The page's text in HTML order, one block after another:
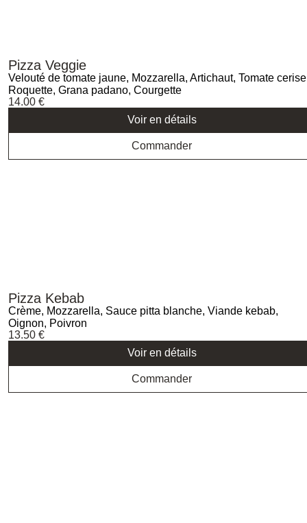
Pizza Veggie
Velouté de tomate jaune, Mozzarella, Artichaut, Tomate
Roquette, Grana padano, Courgette
14.00 €
Voir en détails
Commander
Pizza Kebab
Crème, Mozzarella, Sauce pitta blanche, Viande kebab,
Oignon, Poivron
13.50 €
Voir en détails
Commander